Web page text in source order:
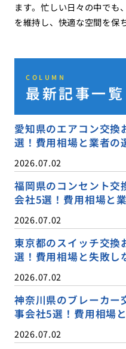
ます。忙しい日々の中でも
を維持し、快適な空間を保
COLUMN
最新記事一覧
愛知県のエアコン交換
選！費用相場と業者の
2026.07.02
福岡県のコンセント交
会社5選！費用相場と
2026.07.02
東京都のスイッチ交換
選！費用相場と失敗し
2026.07.02
神奈川県のブレーカー
事会社5選！費用相場
2026.07.02